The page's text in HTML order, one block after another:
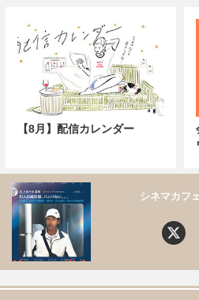
【8月】配信カレンダー
シネマカフ